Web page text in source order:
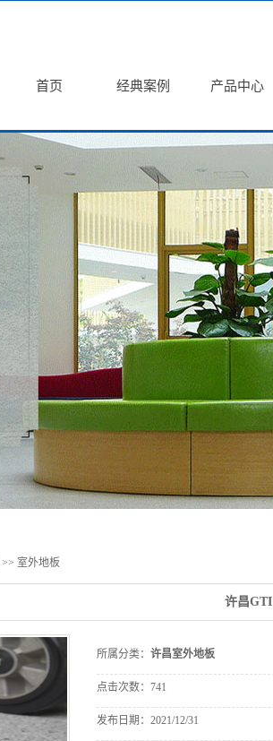
首页 经典案例 产品中心
>> 室外地板
许昌GTI
所属分类： 许昌室外地板
点击次数： 741
发布日期： 2021/12/31